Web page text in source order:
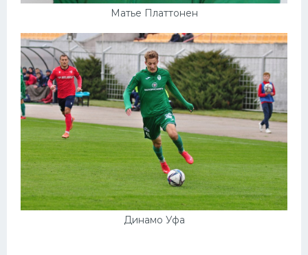
Матье Платтонен
Динамо Уфа